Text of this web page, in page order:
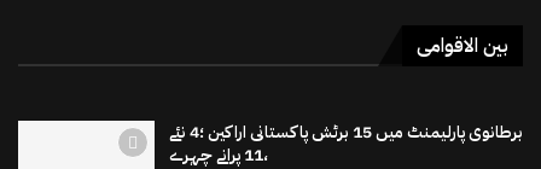
بین الاقوامی
برطانوی پارلیمنٹ میں 15 برٹش پاکستانی اراکین ؛4 نئے
،11 پرانے چہرے